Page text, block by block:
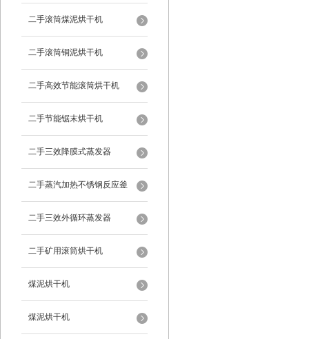
二手滚筒煤泥烘干机
二手滚筒铜泥烘干机
二手高效节能滚筒烘干机
二手节能锯末烘干机
二手三效降膜式蒸发器
二手蒸汽加热不锈钢反应釜
二手三效外循环蒸发器
二手矿用滚筒烘干机
煤泥烘干机
煤泥烘干机